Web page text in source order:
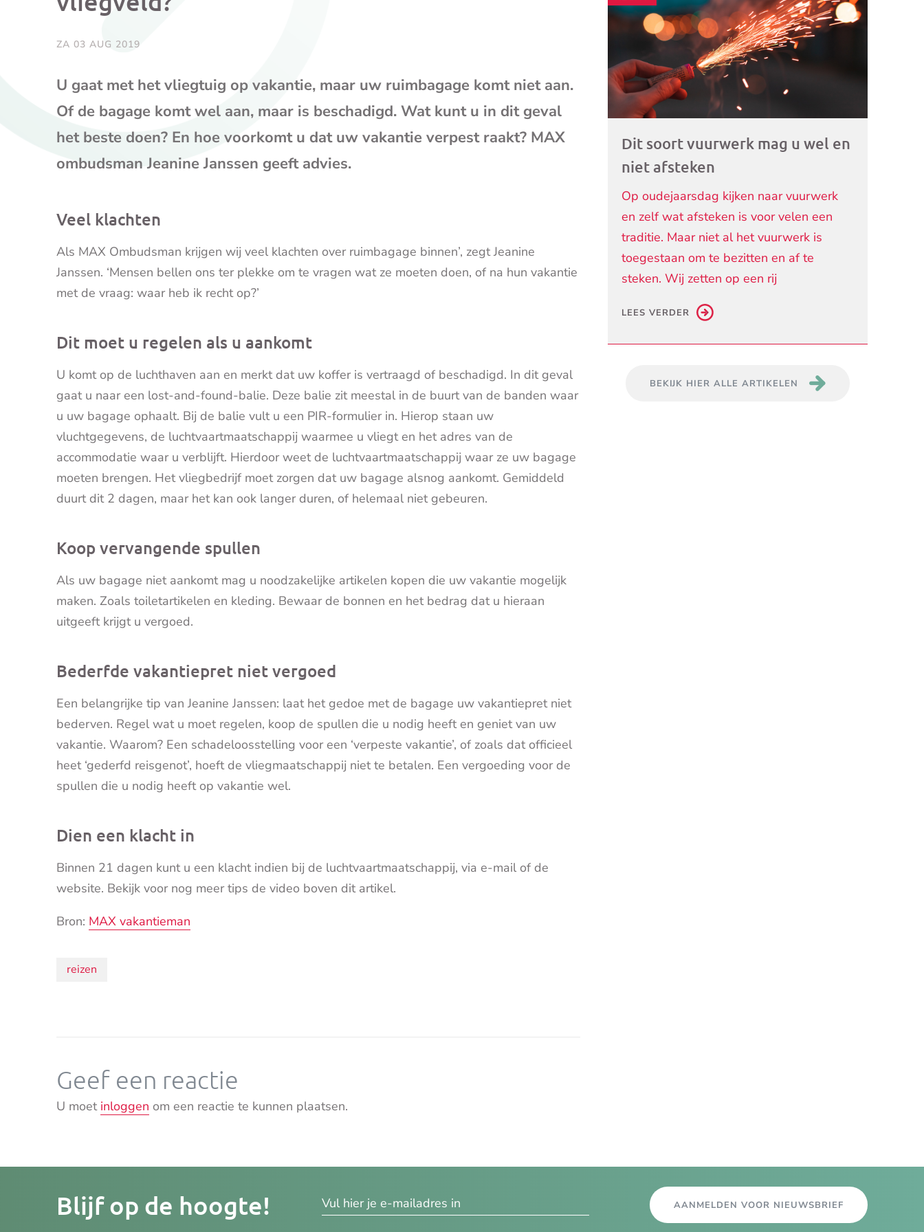
(opent
mailprogramma)
ZA 03 AUG 2019
U gaat met het vliegtuig op vakantie, maar uw ruimbagage komt niet aan.
Of de bagage komt wel aan, maar is beschadigd. Wat kunt u in dit geval
het beste doen? En hoe voorkomt u dat uw vakantie verpest raakt? MAX
ombudsman Jeanine Janssen geeft advies.
Veel klachten
Als MAX Ombudsman krijgen wij veel klachten over ruimbagage binnen’, zegt Jeanine
Janssen. ‘Mensen bellen ons ter plekke om te vragen wat ze moeten doen, of na hun vakantie
met de vraag: waar heb ik recht op?’
Dit moet u regelen als u aankomt
U komt op de luchthaven aan en merkt dat uw koffer is vertraagd of beschadigd. In dit geval
gaat u naar een lost-and-found-balie. Deze balie zit meestal in de buurt van de banden waar
u uw bagage ophaalt. Bij de balie vult u een PIR-formulier in. Hierop staan uw
vluchtgegevens, de luchtvaartmaatschappij waarmee u vliegt en het adres van de
accommodatie waar u verblijft. Hierdoor weet de luchtvaartmaatschappij waar ze uw bagage
moeten brengen. Het vliegbedrijf moet zorgen dat uw bagage alsnog aankomt. Gemiddeld
duurt dit 2 dagen, maar het kan ook langer duren, of helemaal niet gebeuren.
Koop vervangende spullen
Als uw bagage niet aankomt mag u noodzakelijke artikelen kopen die uw vakantie mogelijk
maken. Zoals toiletartikelen en kleding. Bewaar de bonnen en het bedrag dat u hieraan
uitgeeft krijgt u vergoed.
Bederfde vakantiepret niet vergoed
Een belangrijke tip van Jeanine Janssen: laat het gedoe met de bagage uw vakantiepret niet
bederven. Regel wat u moet regelen, koop de spullen die u nodig heeft en geniet van uw
vakantie. Waarom? Een schadeloosstelling voor een ‘verpeste vakantie’, of zoals dat officieel
heet ‘gederfd reisgenot’, hoeft de vliegmaatschappij niet te betalen. Een vergoeding voor de
spullen die u nodig heeft op vakantie wel.
Dien een klacht in
Binnen 21 dagen kunt u een klacht indien bij de luchtvaartmaatschappij, via e-mail of de
website. Bekijk voor nog meer tips de video boven dit artikel.
Bron: MAX vakantieman
Onderwerpen:
reizen
Geef een reactie
U moet inloggen om een reactie te kunnen plaatsen.
Dit soort vuurwerk mag u wel en
niet afsteken
Op oudejaarsdag kijken naar vuurwerk
en zelf wat afsteken is voor velen een
traditie. Maar niet al het vuurwerk is
toegestaan om te bezitten en af te
steken. Wij zetten op een rij
LEES VERDER
BEKIJK HIER ALLE ARTIKELEN
Blijf op de hoogte! AANMELDEN VOOR NIEUWSBRIEF